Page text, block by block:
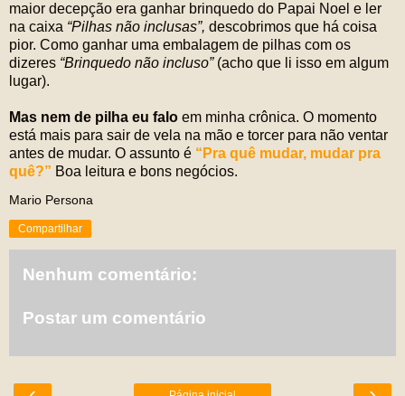
maior decepção era ganhar brinquedo do Papai Noel e ler
na caixa “Pilhas não inclusas”, descobrimos que há coisa
pior. Como ganhar uma embalagem de pilhas com os
dizeres “Brinquedo não incluso” (acho que li isso em algum
lugar).
Mas nem de pilha eu falo em minha crônica. O momento
está mais para sair de vela na mão e torcer para não ventar
antes de mudar. O assunto é “Pra quê mudar, mudar pra
quê?” Boa leitura e bons negócios.
Mario Persona
Compartilhar
Nenhum comentário:
Postar um comentário